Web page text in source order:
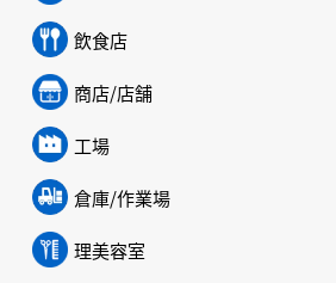
飲食店
商店/店舗
工場
倉庫/作業場
理美容室